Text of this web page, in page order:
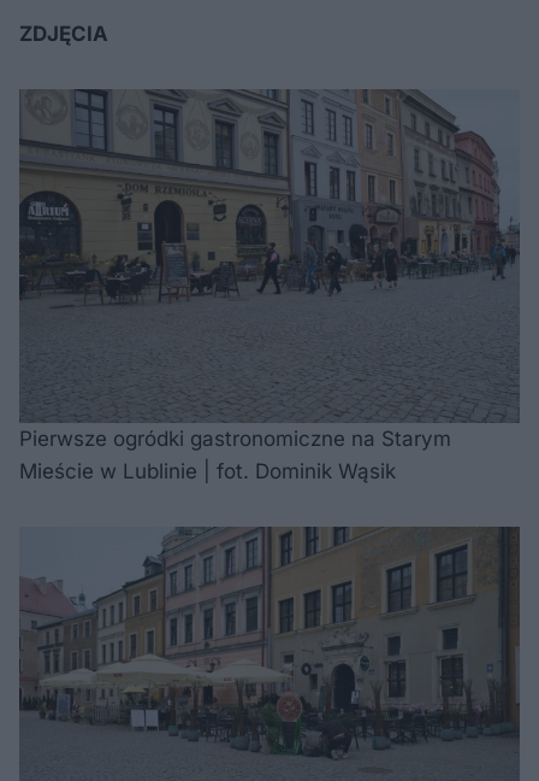
ZDJĘCIA
Pierwsze ogródki gastronomiczne na Starym
Mieście w Lublinie | fot. Dominik Wąsik